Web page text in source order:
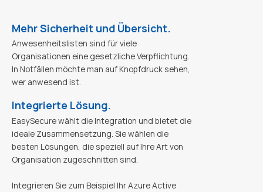
Mehr Sicherheit und Übersicht.
Anwesenheitslisten sind für viele
Organisationen eine gesetzliche Verpflichtung.
In Notfällen möchte man auf Knopfdruck sehen,
wer anwesend ist.
Integrierte Lösung.
EasySecure wählt die Integration und bietet die
ideale Zusammensetzung. Sie wählen die
besten Lösungen, die speziell auf Ihre Art von
Organisation zugeschnitten sind.
Integrieren Sie zum Beispiel Ihr Azure Active